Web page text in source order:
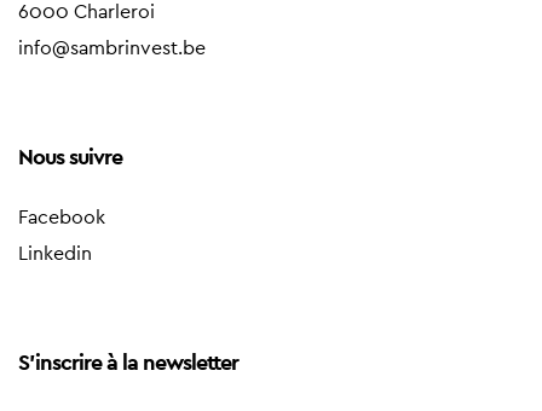
6000 Charleroi
info@sambrinvest.be
Nous suivre
Facebook
Linkedin
S'inscrire à la newsletter